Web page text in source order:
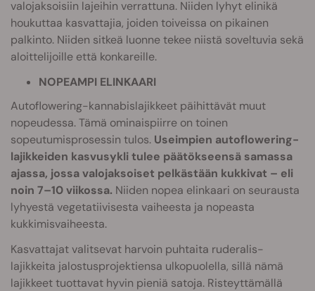
valojaksoisiin lajeihin verrattuna. Niiden lyhyt elinikä
houkuttaa kasvattajia, joiden toiveissa on pikainen
palkinto. Niiden sitkeä luonne tekee niistä soveltuvia sekä
aloittelijoille että konkareille.
NOPEAMPI ELINKAARI
Autoflowering-kannabislajikkeet päihittävät muut
nopeudessa. Tämä ominaispiirre on toinen
sopeutumisprosessin tulos. Useimpien autoflowering-
lajikkeiden kasvusykli tulee päätökseensä samassa
ajassa, jossa valojaksoiset pelkästään kukkivat – eli
noin 7–10 viikossa. Niiden nopea elinkaari on seurausta
lyhyestä vegetatiivisesta vaiheesta ja nopeasta
kukkimisvaiheesta.
Kasvattajat valitsevat harvoin puhtaita ruderalis-
lajikkeita jalostusprojektiensa ulkopuolella, sillä nämä
lajikkeet tuottavat hyvin pieniä satoja. Risteyttämällä